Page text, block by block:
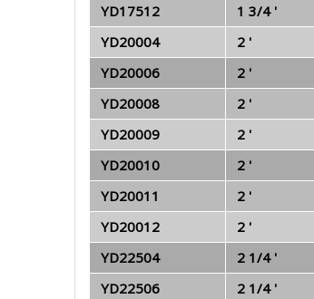
YD17512
1 3/4 '
YD20004
2 '
YD20006
2 '
YD20008
2 '
YD20009
2 '
YD20010
2 '
YD20011
2 '
YD20012
2 '
YD22504
2 1/4 '
YD22506
2 1/4 '